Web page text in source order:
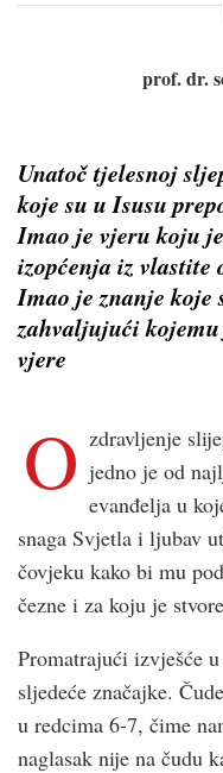
prof. dr.
Unatoč tjelesnoj
koje su u Isusu
Imao je vjeru koju
izopćenja iz vlastite
Imao je znanje
zahvaljujući kojemu
vjere
O zdravljenje
jedno je od
evanđelja u
snaga Svjetla i ljubav
čovjeku kako bi mu
čezne i za koju je
Promatrajući izvješće
sljedeće značajke.
u redcima 6-7, čime
naglasak nije na čudu